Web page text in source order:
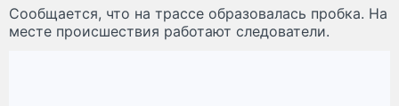
Сообщается, что на трассе образовалась пробка. На
месте происшествия работают следователи.